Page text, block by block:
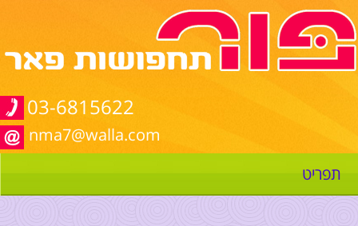
03-6815622
nma7@walla.com
תפריט